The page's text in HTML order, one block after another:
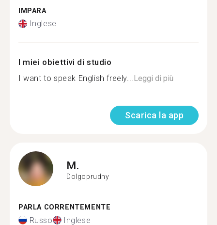
IMPARA
Inglese
I miei obiettivi di studio
I want to speak English freely...Leggi di più
Scarica la app
M.
Dolgoprudny
PARLA CORRENTEMENTE
Russo Inglese